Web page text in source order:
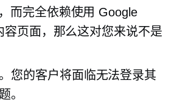
而完全依赖使用 Google
容页面，那么这对您来说不是
您的客户将面临无法登录其
。